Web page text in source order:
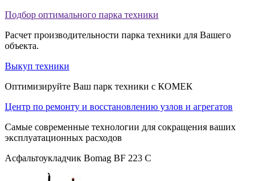
Подбор оптимального парка техники
Расчет производительности парка техники для Вашего
объекта.
Выкуп техники
Оптимизируйте Ваш парк техники с КОМЕК
Центр по ремонту и восстановлению узлов и агрегатов
Самые современные технологии для сокращения ваших
эксплуатационных расходов
Асфальтоукладчик Bomag BF 223 C